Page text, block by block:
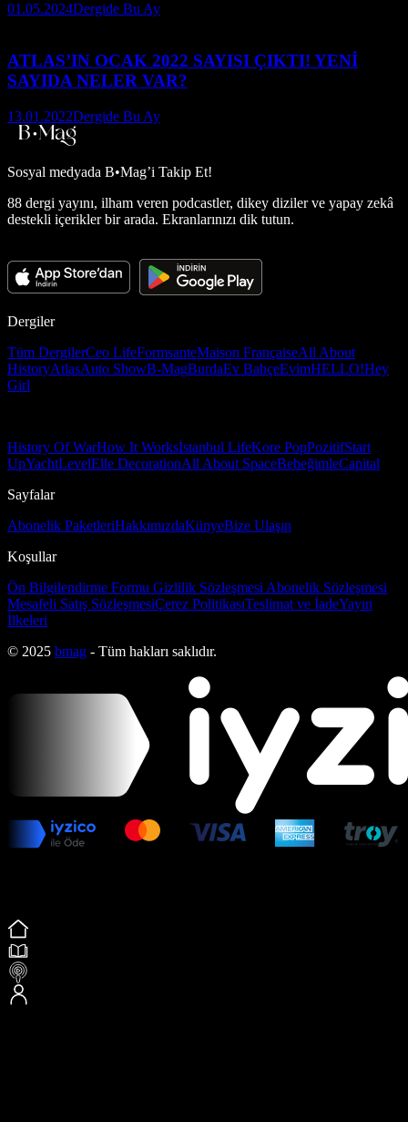
01.05.2024Dergide Bu Ay
ATLAS’IN OCAK 2022 SAYISI ÇIKTI! YENİ
SAYIDA NELER VAR?
13.01.2022Dergide Bu Ay
Sosyal medyada B•Mag’i Takip Et!
88 dergi yayını, ilham veren podcastler, dikey diziler ve yapay zekâ
destekli içerikler bir arada. Ekranlarınızı dik tutun.
Dergiler
Tüm DergilerCeo LifeFormsanteMaison FrançaiseAll About
HistoryAtlasAuto ShowB-MagBurdaEv BahçeEvimHELLO!Hey
Girl
History Of WarHow It Worksİstanbul LifeKore PopPozitifStart
UpYachtLevelElle DecorationAll About SpaceBebeğimleCapital
Sayfalar
Abonelik PaketleriHakkımızdaKünyeBize Ulaşın
Koşullar
Ön Bilgilendirme Formu Gizlilik Sözleşmesi Abonelik Sözleşmesi
Mesafeli Satış SözleşmesiÇerez PolitikasıTeslimat ve İadeYayın
İlkeleri
© 2025 bmag - Tüm hakları saklıdır.